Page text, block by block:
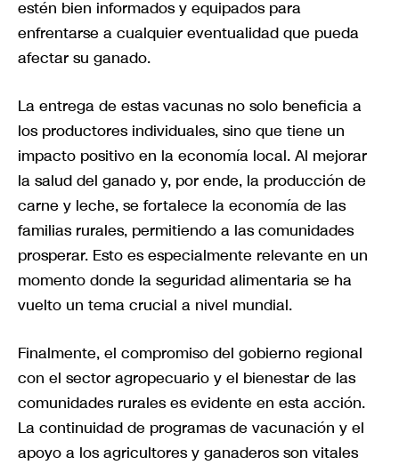
estén bien informados y equipados para
enfrentarse a cualquier eventualidad que pueda
afectar su ganado.
La entrega de estas vacunas no solo beneficia a
los productores individuales, sino que tiene un
impacto positivo en la economía local. Al mejorar
la salud del ganado y, por ende, la producción de
carne y leche, se fortalece la economía de las
familias rurales, permitiendo a las comunidades
prosperar. Esto es especialmente relevante en un
momento donde la seguridad alimentaria se ha
vuelto un tema crucial a nivel mundial.
Finalmente, el compromiso del gobierno regional
con el sector agropecuario y el bienestar de las
comunidades rurales es evidente en esta acción.
La continuidad de programas de vacunación y el
apoyo a los agricultores y ganaderos son vitales